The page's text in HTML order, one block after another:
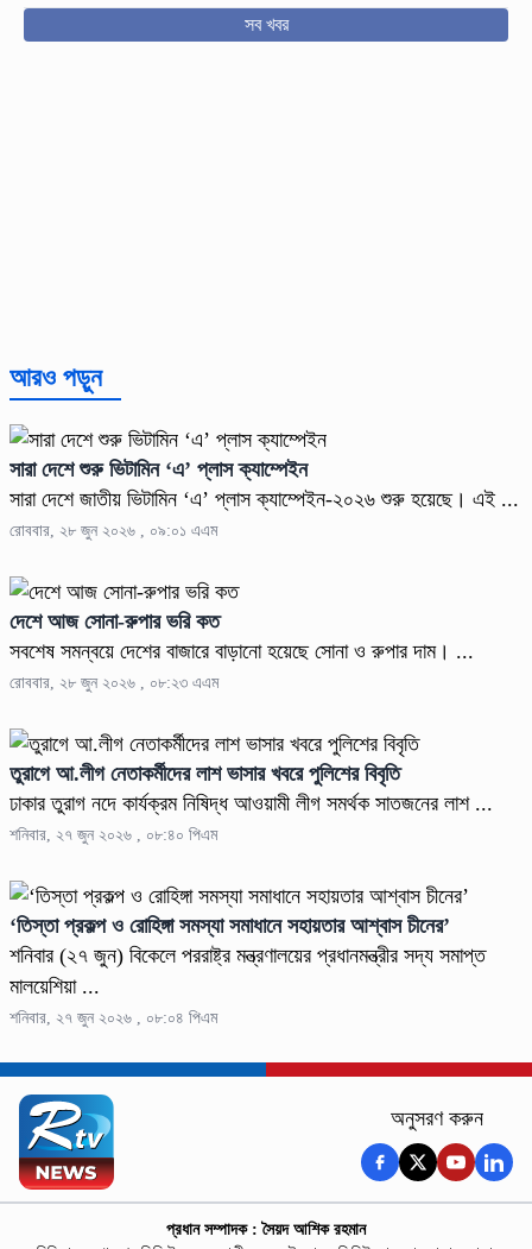
সব খবর
আরও পড়ুন
সারা দেশে শুরু ভিটামিন ‘এ’ প্লাস ক্যাম্পেইন
সারা দেশে জাতীয় ভিটামিন ‘এ’ প্লাস ক্যাম্পেইন-২০২৬ শুরু হয়েছে। এই ...
রোববার, ২৮ জুন ২০২৬ , ০৯:০১ এএম
দেশে আজ সোনা-রুপার ভরি কত
সবশেষ সমন্বয়ে দেশের বাজারে বাড়ানো হয়েছে সোনা ও রুপার দাম। ...
রোববার, ২৮ জুন ২০২৬ , ০৮:২৩ এএম
তুরাগে আ.লীগ নেতাকর্মীদের লাশ ভাসার খবরে পুলিশের বিবৃতি
ঢাকার তুরাগ নদে কার্যক্রম নিষিদ্ধ আওয়ামী লীগ সমর্থক সাতজনের লাশ ...
শনিবার, ২৭ জুন ২০২৬ , ০৮:৪০ পিএম
‘তিস্তা প্রকল্প ও রোহিঙ্গা সমস্যা সমাধানে সহায়তার আশ্বাস চীনের’
শনিবার (২৭ জুন) বিকেলে পররাষ্ট্র মন্ত্রণালয়ের প্রধানমন্ত্রীর সদ্য সমাপ্ত
মালয়েশিয়া ...
শনিবার, ২৭ জুন ২০২৬ , ০৮:০৪ পিএম
অনুসরণ করুন
প্রধান সম্পাদক : সৈয়দ আশিক রহমান